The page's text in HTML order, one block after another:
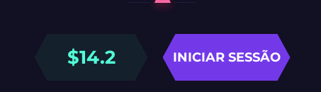
$14.2 INICIAR SESSÃO